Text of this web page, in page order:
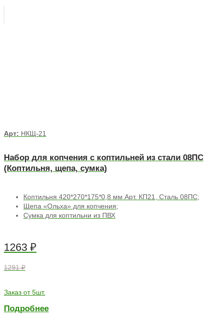
Арт: НКЩ-21
Набор для копчения с коптильней из стали 08ПС
(Коптильня, щепа, сумка)
Коптильня 420*270*175*0,8 мм Арт. КП21, Сталь 08ПС;
Щепа «Ольха» для копчения;
Сумка для коптильни из ПВХ
1263 ₽
1291 ₽
Заказ от 5шт.
Подробнее